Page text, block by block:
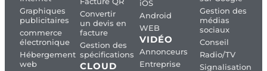
Graphiques
publicitaires
commerce
électronique
Hébergement
web
Convertir
un devis en
facture
Gestion des
spécifications
CLOUD
iOS
Android
WEB
VIDÉO
Annonceurs
Entreprise
Gestion des
médias
sociaux
Conseil
Radio/TV
Signalisation